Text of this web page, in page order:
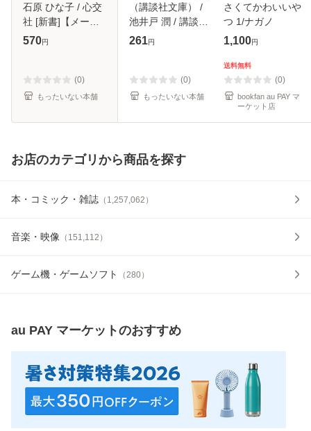
石原 ひな子 / 心交
社 [新書]【メール
便送料無料】
570円
(0)
もったいない本舗
（講談社文庫） /
池井戸 潤 / 講談社
[文庫]【メール便送
261円
(0)
もったいない本舗
さくてかわいいや
つ 1/ナガノ
1,100円
送料無料
(0)
bookfan au PAY マ
ーケット店
お店のカテゴリから商品を探す
本・コミック・雑誌 （ 1,257,062 ）
音楽・映像 （ 151,112 ）
ゲーム機・ゲームソフト （280）
au PAY マーケットのおすすめ